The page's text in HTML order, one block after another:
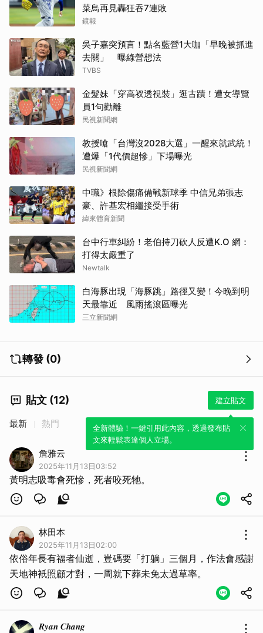
菜鳥再見轟狂吞7連敗
鏡報
吳子嘉突預言！點名藍營1大咖「早晚被抓進
去關」 曝綠營想法
TVBS
金髮妹「穿高衩透視裝」逛古蹟！遭女導覽
員1句勸離
民視新聞網
教授嗆「台灣沒2028大選」一醒來就武統！
遭爆「1代價超慘」下場曝光
民視新聞網
中職》根除傷痛備戰新球季 中信兄弟張志
豪、許基宏相繼接受手術
緯來體育新聞
台中行車糾紛！老伯持刀砍人反遭K.O 網：
打得太嚴重了
Newtalk
白海豚出現「海豚跳」路徑又變！今晚到明
天最靠近 風雨搖滾區曝光
三立新聞網
轉發 (0)
貼文 (12) 建立貼文
全新體驗！一鍵引用此內容，透過發布貼
文來輕鬆表達個人立場。
最新 熱門
詹雅云
2025年11月13日03:52
黃明志吸毒會死慘，死者咬死牠。
林田本
2025年11月13日02:00
依俗年長有福者仙逝，豈碼要「打躺」三個月，作法會感謝
天地神衹照顧才對，一周就下葬未免太過草率。
𝑹𝒚𝒂𝒏 𝑪𝒉𝒂𝒏𝒈